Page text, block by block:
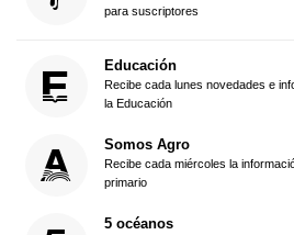
para suscriptores
Educación
Recibe cada lunes novedades e
la Educación
Somos Agro
Recibe cada miércoles la
primario
5 océanos